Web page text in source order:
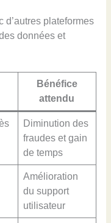
plateformes
données et
Bénéfice
attendu
Diminution des
fraudes et gain
de temps
Amélioration
du support
utilisateur